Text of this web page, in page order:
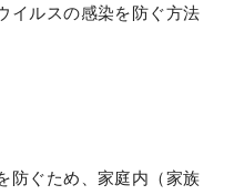
イルスの感染を防ぐ方法
防ぐため、家庭内（家族